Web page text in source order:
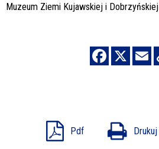
Muzeum Ziemi Kujawskiej i
Pdf Drukuj